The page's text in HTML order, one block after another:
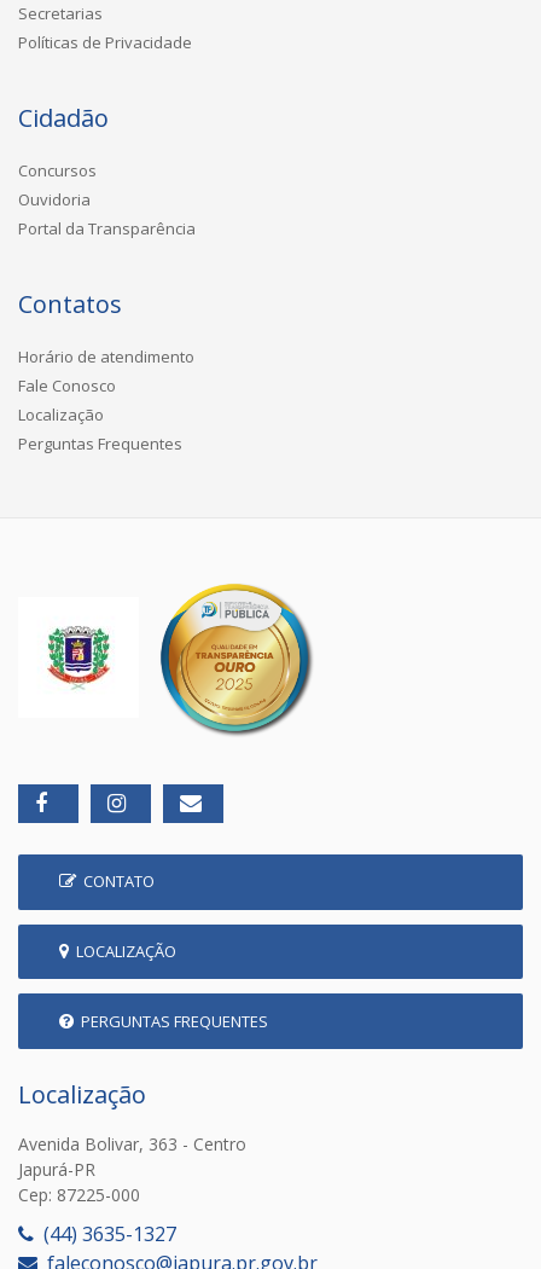
Secretarias
Políticas de Privacidade
Cidadão
Concursos
Ouvidoria
Portal da Transparência
Contatos
Horário de atendimento
Fale Conosco
Localização
Perguntas Frequentes
CONTATO
LOCALIZAÇÃO
PERGUNTAS FREQUENTES
Localização
Avenida Bolivar, 363 - Centro
Japurá-PR
Cep: 87225-000
(44) 3635-1327
faleconosco@japura.pr.gov.br